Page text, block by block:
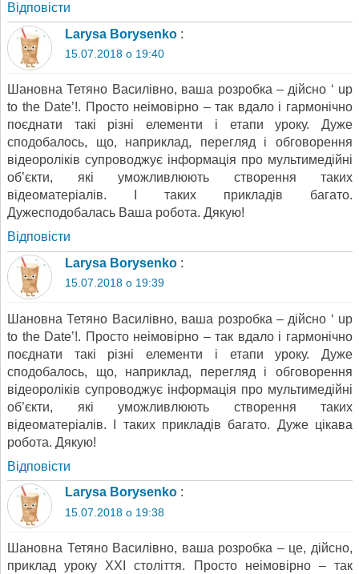
Відповіcти
Larysa Borysenko :
15.07.2018 о 19:40
Шановна Тетяно Василівно, ваша розробка – дійсно ‘ up
to the Date’!. Просто неімовірно – так вдало і гармонічно
поєднати такі різні елементи і етапи уроку. Дуже
сподобалось, що, наприклад, перегляд і обговорення
відеороліків супроводжує інформація про мультимедійні
об’єкти, які уможливлюють створення таких
відеоматеріалів. І таких прикладів багато.
Дужесподобалась Ваша робота. Дякую!
Відповіcти
Larysa Borysenko :
15.07.2018 о 19:39
Шановна Тетяно Василівно, ваша розробка – дійсно ‘ up
to the Date’!. Просто неімовірно – так вдало і гармонічно
поєднати такі різні елементи і етапи уроку. Дуже
сподобалось, що, наприклад, перегляд і обговорення
відеороліків супроводжує інформація про мультимедійні
об’єкти, які уможливлюють створення таких
відеоматеріалів. І таких прикладів багато. Дуже цікава
робота. Дякую!
Відповіcти
Larysa Borysenko :
15.07.2018 о 19:38
Шановна Тетяно Василівно, ваша розробка – це, дійсно,
приклад уроку ХХІ століття. Просто неімовірно – так